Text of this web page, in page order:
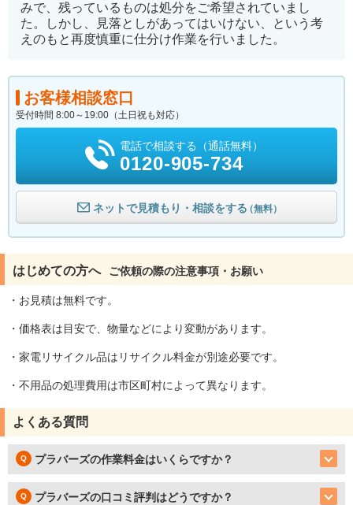
みで、残っているものは処分をご希望されていまし
た。しかし、見落としがあってはいけない、という考
えのもと再度慎重に仕分け作業を行いました。
お客様相談窓口
受付時間 8:00～19:00（土日祝も対応）
電話で相談する（通話無料）
0120-905-734
ネットで見積もり・相談をする（無料）
はじめての方へ ご依頼の際の注意事項・お願い
・お見積は無料です。
・価格表は目安で、物量などにより変動があります。
・家電リサイクル品はリサイクル料金が別途必要です。
・不用品の処理費用は市区町村によって異なります。
よくある質問
プラバーズの作業料金はいくらですか？
プラバーズの口コミ評判はどうですか？